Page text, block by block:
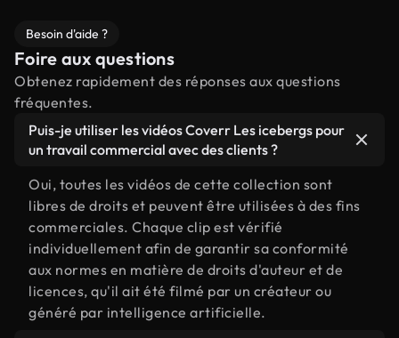
Besoin d'aide ?
Foire aux questions
Obtenez rapidement des réponses aux questions
fréquentes.
Puis-je utiliser les vidéos Coverr Les icebergs pour
un travail commercial avec des clients ?
Oui, toutes les vidéos de cette collection sont
libres de droits et peuvent être utilisées à des fins
commerciales. Chaque clip est vérifié
individuellement afin de garantir sa conformité
aux normes en matière de droits d'auteur et de
licences, qu'il ait été filmé par un créateur ou
généré par intelligence artificielle.